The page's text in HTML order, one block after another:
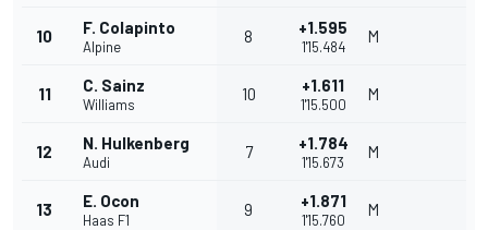
10 F. Colapinto
Alpine
8 +1.595
1'15.484
M
11 C. Sainz
Williams
10 +1.611
1'15.500
M
12 N. Hulkenberg
Audi
7 +1.784
1'15.673
M
13 E. Ocon
Haas F1
9 +1.871
1'15.760
M